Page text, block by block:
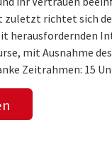
zuletzt richtet sich
herausfordernden
mit Ausnahme
Zeitrahmen: 15